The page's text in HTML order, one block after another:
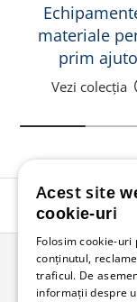
materiale
prim
Vezi colecția
Bunzl Romania
Acest site
cookie-uri
Folosim cookie-
conținutul,
traficul. De
informații despre